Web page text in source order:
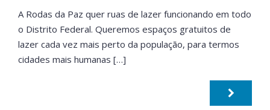
A Rodas da Paz quer ruas de lazer funcionando em todo
o Distrito Federal. Queremos espaços gratuitos de
lazer cada vez mais perto da população, para termos
cidades mais humanas […]